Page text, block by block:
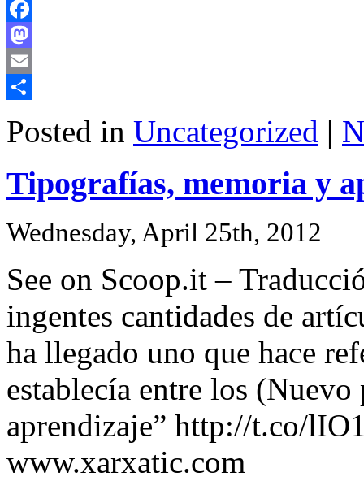
Facebook
Mastodon
Email
Posted in Uncategorized |
Tipografías, memoria y
Wednesday, April 25th, 2012
See on Scoop.it –
ingentes cantidades de
ha llegado uno que hace
establecía entre los
aprendizaje” http://t.co/
www.xarxatic.com